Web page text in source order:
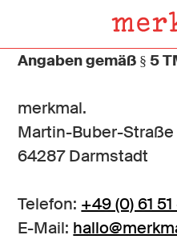
Angaben gemäß § 5
merkmal.
Martin-Buber-Straße
64287 Darmstadt
Telefon: +49 (0) 61
E-Mail: